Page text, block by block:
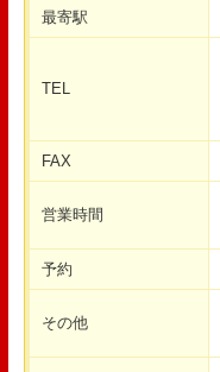
最寄駅
TEL
FAX
営業時間
予約
その他